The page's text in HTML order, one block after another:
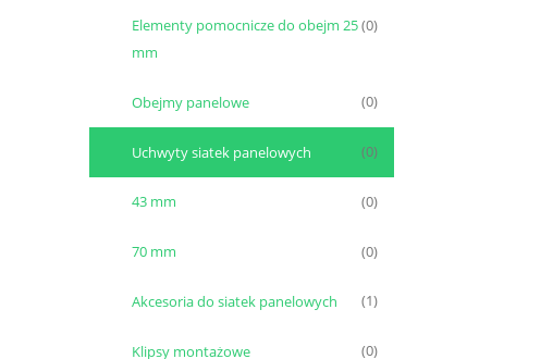
Elementy pomocnicze do obejm 25
mm
(0)
Obejmy panelowe (0)
Uchwyty siatek panelowych (0)
43 mm (0)
70 mm (0)
Akcesoria do siatek panelowych (1)
Klipsy montażowe (0)